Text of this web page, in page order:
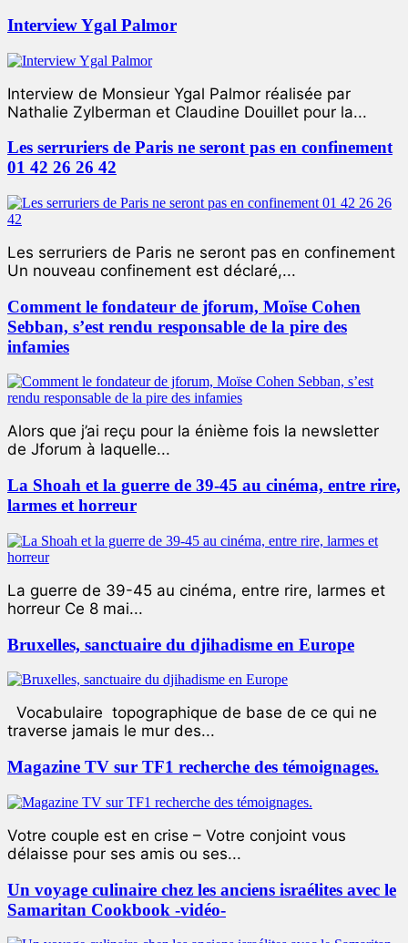
Interview Ygal Palmor
Interview de Monsieur Ygal Palmor réalisée par
Nathalie Zylberman et Claudine Douillet pour la...
Les serruriers de Paris ne seront pas en confinement
01 42 26 26 42
Les serruriers de Paris ne seront pas en confinement
Un nouveau confinement est déclaré,...
Comment le fondateur de jforum, Moïse Cohen
Sebban, s’est rendu responsable de la pire des
infamies
Alors que j’ai reçu pour la énième fois la newsletter
de Jforum à laquelle...
La Shoah et la guerre de 39-45 au cinéma, entre rire,
larmes et horreur
La guerre de 39-45 au cinéma, entre rire, larmes et
horreur Ce 8 mai...
Bruxelles, sanctuaire du djihadisme en Europe
Vocabulaire topographique de base de ce qui ne
traverse jamais le mur des...
Magazine TV sur TF1 recherche des témoignages.
Votre couple est en crise – Votre conjoint vous
délaisse pour ses amis ou ses...
Un voyage culinaire chez les anciens israélites avec le
Samaritan Cookbook -vidéo-